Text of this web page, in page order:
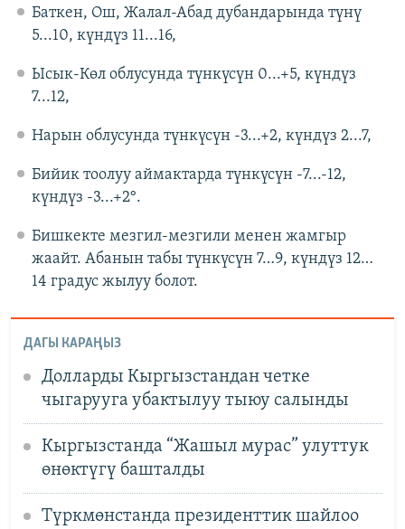
Баткен, Ош, Жалал-Абад дубандарында түнү
5...10, күндүз 11...16,
Ысык-Көл облусунда түнкүсүн 0...+5, күндүз
7...12,
Нарын облусунда түнкүсүн -3...+2, күндүз 2...7,
Бийик тоолуу аймактарда түнкүсүн -7...-12,
күндүз -3...+2°.
Бишкекте мезгил-мезгили менен жамгыр
жаайт. Абанын табы түнкүсүн 7…9, күндүз 12…
14 градус жылуу болот.
ДАГЫ КАРАҢЫЗ
Долларды Кыргызстандан четке
чыгарууга убактылуу тыюу салынды
Кыргызстанда “Жашыл мурас” улуттук
өнөктүгү башталды
Түркмөнстанда президенттик шайлоо